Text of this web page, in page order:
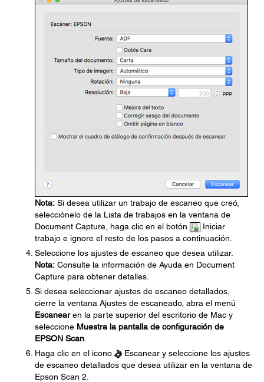
Nota: Si desea utilizar un trabajo de escaneo que creó,
selecciónelo de la Lista de trabajos en la ventana de
Document Capture, haga clic en el botón
Iniciar
trabajo e ignore el resto de los pasos a continuación.
Seleccione los ajustes de escaneo que desea utilizar.
Nota: Consulte la información de Ayuda en Document
Capture para obtener detalles.
Si desea seleccionar ajustes de escaneo detallados,
cierre la ventana Ajustes de escaneado, abra el menú
Escanearen la parte superior del escritorio de Mac y
seleccione Muestra la pantalla de configuración de
EPSON Scan
Haga clic en el icono
Escanear y seleccione los ajustes
de escaneo detallados que desea utilizar en la ventana de
Epson Scan 2.